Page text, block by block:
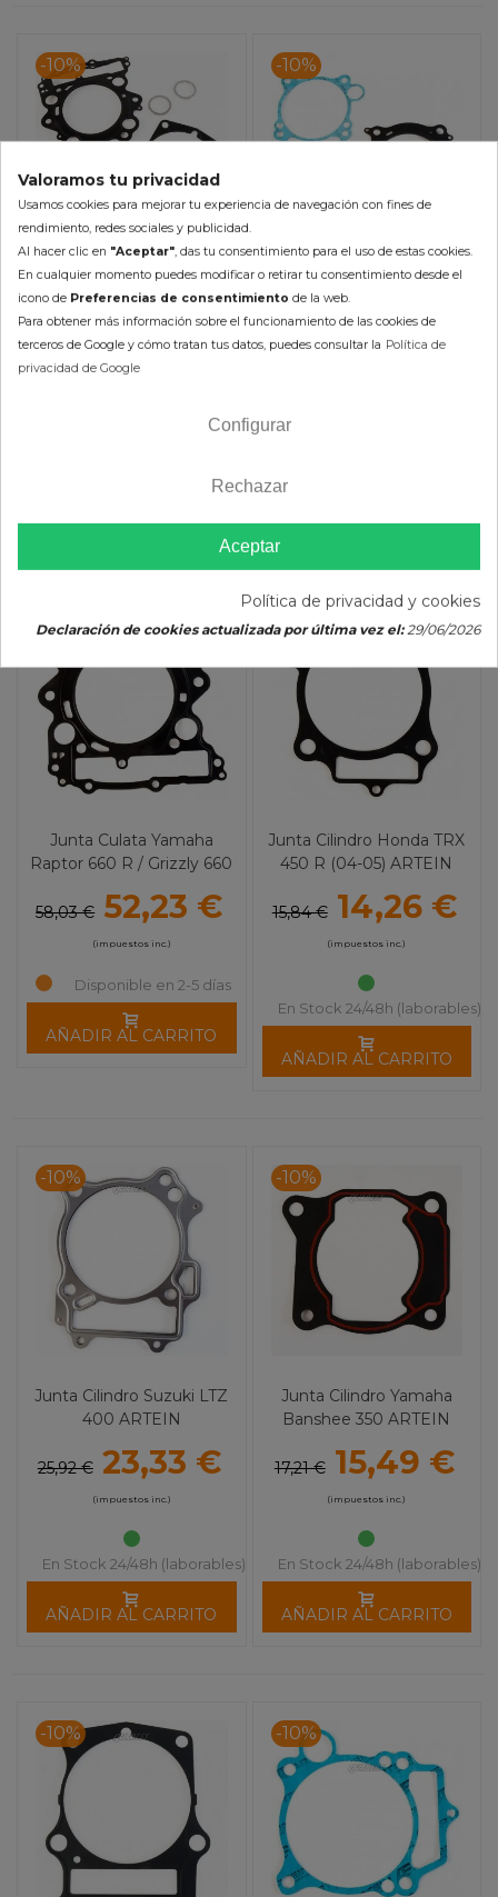
-10%
Kit Juntas Parte Alta
ARTEIN Yamaha Raptor
660 R / Grizzly 660
68,24 € 61,42 €
-10%
Kit Juntas Parte Alta
ARTEIN Yamaha YFZ 450
67,30 € 60,57 €
AÑADIR AL CARRITO
-10%
Junta Culata Yamaha
Raptor 660 R / Grizzly 660
58,03 € 52,23 €
(impuestos inc.)
Disponible en 2-5 días
AÑADIR AL CARRITO
-10%
Junta Cilindro Honda TRX
450 R (04-05) ARTEIN
15,84 € 14,26 €
(impuestos inc.)
En Stock 24/48h (laborables)
AÑADIR AL CARRITO
-10%
Junta Cilindro Suzuki LTZ
400 ARTEIN
25,92 € 23,33 €
(impuestos inc.)
En Stock 24/48h (laborables)
AÑADIR AL CARRITO
-10%
Junta Cilindro Yamaha
Banshee 350 ARTEIN
17,21 € 15,49 €
(impuestos inc.)
En Stock 24/48h (laborables)
AÑADIR AL CARRITO
-10% -10%
Valoramos tu privacidad
Usamos cookies para mejorar tu experiencia de navegación con fines de
rendimiento, redes sociales y publicidad.
Al hacer clic en "Aceptar", das tu consentimiento para el uso de estas cookies.
En cualquier momento puedes modificar o retirar tu consentimiento desde el
icono de Preferencias de consentimiento de la web.
Para obtener más información sobre el funcionamiento de las cookies de
terceros de Google y cómo tratan tus datos, puedes consultar la Política de
privacidad de Google
Configurar
Rechazar
Aceptar
Política de privacidad y cookies
Declaración de cookies actualizada por última vez el:29/06/2026